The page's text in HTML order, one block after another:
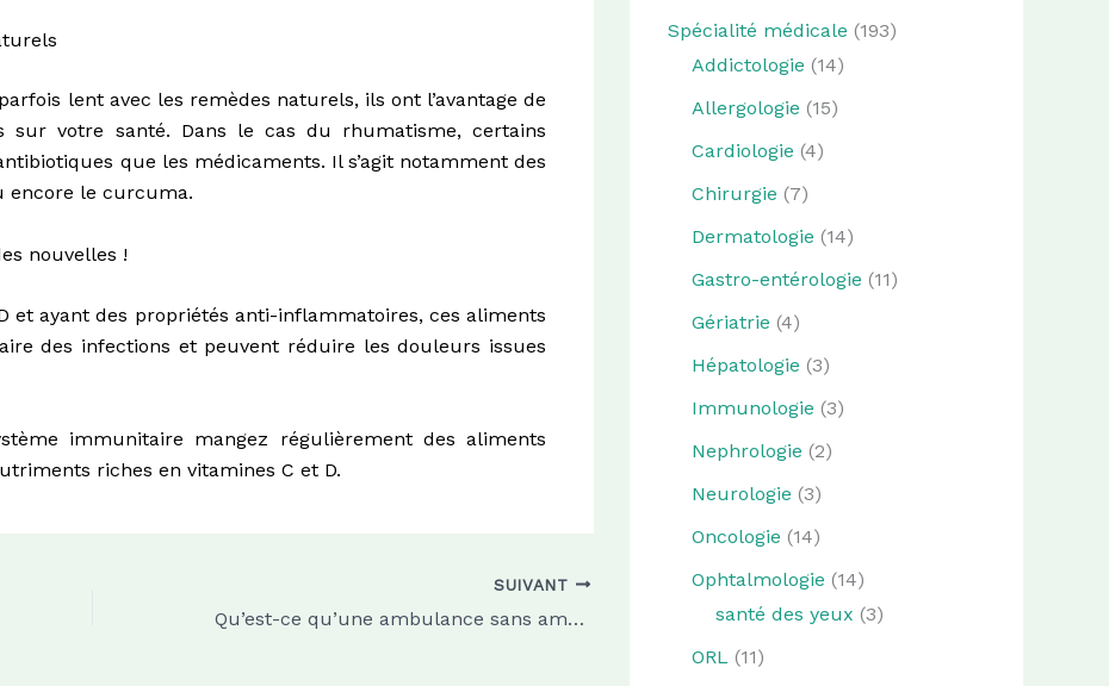
lent avec les remèdes naturels, ils ont l’avantage de
sur votre santé. Dans le cas du rhumatisme, certains
que les médicaments. Il s’agit notamment des
encore le curcuma.
nouvelles !
et ayant des propriétés anti-inflammatoires, ces aliments
des infections et peuvent réduire les douleurs issues
immunitaire mangez régulièrement des aliments
riches en vitamines C et D.
SUIVANT
Qu’est-ce qu’une ambulance sans ambulancier ?!
Spécialité médicale (193)
Addictologie (14)
Allergologie (15)
Cardiologie (4)
Chirurgie (7)
Dermatologie (14)
Gastro-entérologie (11)
Gériatrie (4)
Hépatologie (3)
Immunologie (3)
Nephrologie (2)
Neurologie (3)
Oncologie (14)
Ophtalmologie (14)
santé des yeux (3)
ORL (11)